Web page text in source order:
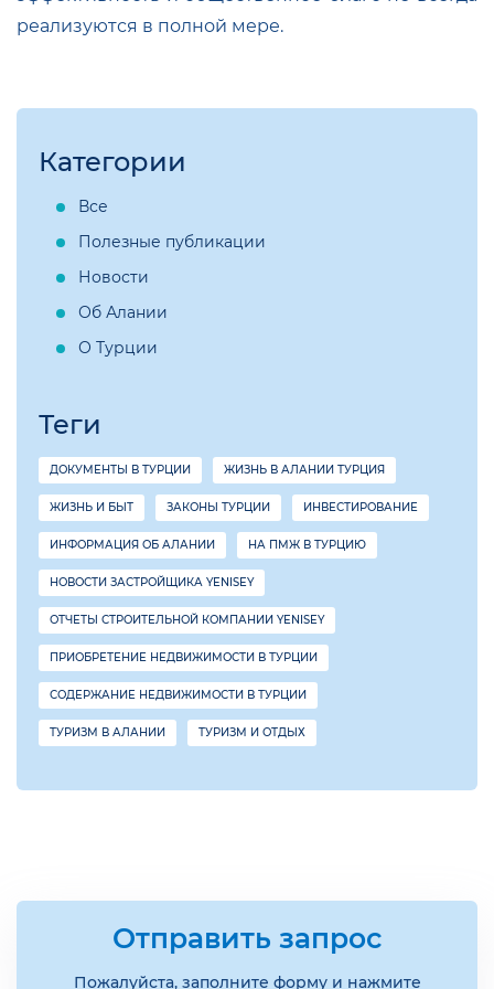
реализуются в полной мере.
Категории
Все
Полезные публикации
Новости
Об Алании
О Турции
Теги
ДОКУМЕНТЫ В ТУРЦИИ ЖИЗНЬ В АЛАНИИ ТУРЦИЯ
ЖИЗНЬ И БЫТ ЗАКОНЫ ТУРЦИИ ИНВЕСТИРОВАНИЕ
ИНФОРМАЦИЯ ОБ АЛАНИИ НА ПМЖ В ТУРЦИЮ
НОВОСТИ ЗАСТРОЙЩИКА YENISEY
ОТЧЕТЫ СТРОИТЕЛЬНОЙ КОМПАНИИ YENISEY
ПРИОБРЕТЕНИЕ НЕДВИЖИМОСТИ В ТУРЦИИ
СОДЕРЖАНИЕ НЕДВИЖИМОСТИ В ТУРЦИИ
ТУРИЗМ В АЛАНИИ ТУРИЗМ И ОТДЫХ
Отправить запрос
Пожалуйста, заполните форму и нажмите